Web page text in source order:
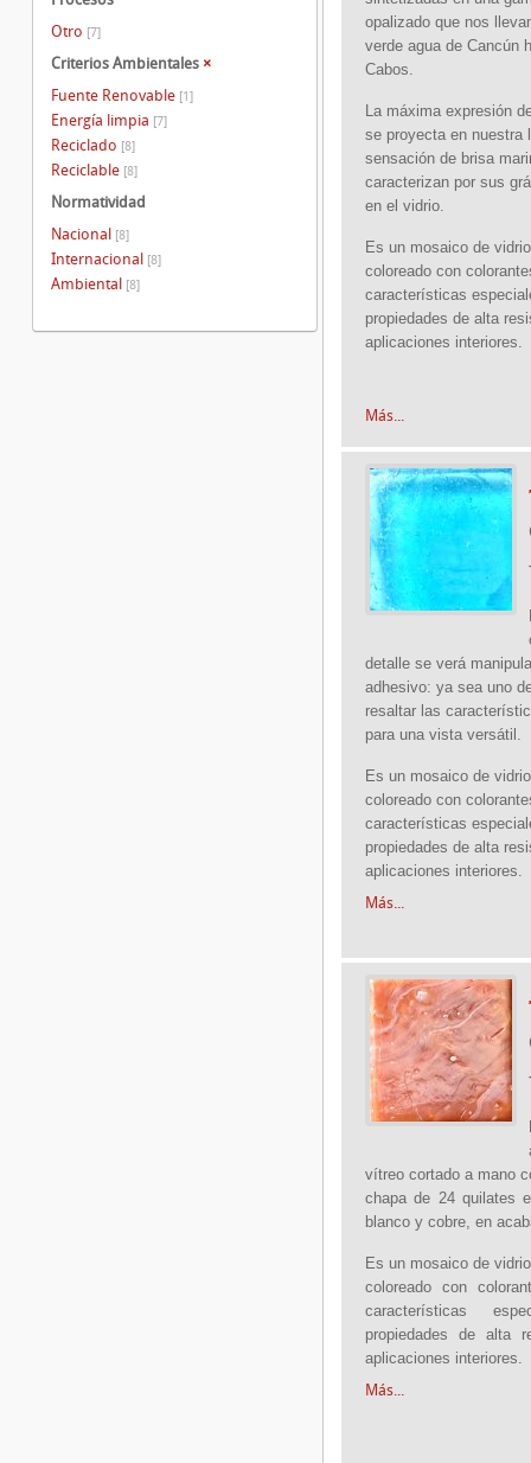
opalizado que nos
verde agua de Cancún
Cabos.
La máxima expresión
se proyecta en nuestra
sensación de brisa
caracterizan por sus
en el vidrio.
Es un mosaico de
coloreado con
características
propiedades de alta
aplicaciones interiores.
Más...
detalle se verá
adhesivo: ya sea uno
resaltar las
para una vista versátil.
Es un mosaico de
coloreado con
características
propiedades de alta
aplicaciones interiores.
Más...
vítreo cortado a mano
chapa de 24 quilates
blanco y cobre, en
Es un mosaico de
coloreado con
características
propiedades de alta
aplicaciones interiores.
Más...
Otro [7]
Criterios Ambientales ×
Fuente Renovable [1]
Energía limpia [7]
Reciclado [8]
Reciclable [8]
Normatividad
Nacional [8]
Internacional [8]
Ambiental [8]